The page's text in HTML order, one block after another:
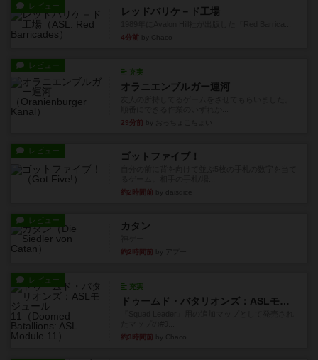
レビュー レッドバリケ－ド工場
4分前
レビュー
充実
オラニエンブルガー運河
29分前
レビュー ゴットファイブ！
約2時間前
レビュー カタン
約2時間前
レビュー
充実
ドゥームド・バタリオンズ：ASLモジュール11
約3時間前